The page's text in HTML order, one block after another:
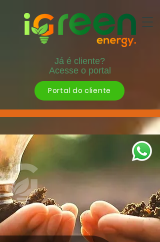
Já é cliente?
Acesse o portal
Portal do cliente